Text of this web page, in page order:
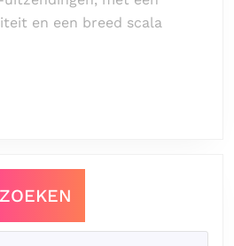
en een breed scala
ZOEKEN